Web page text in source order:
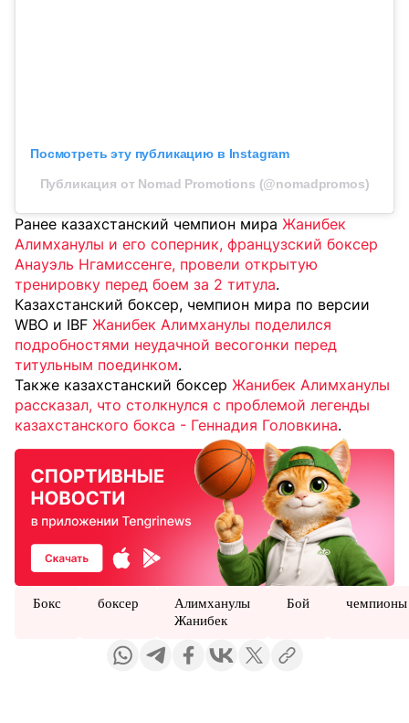
Посмотреть эту публикацию в Instagram
Публикация от Nomad Promotions (@nomadpromos)
Ранее казахстанский чемпион мира Жанибек
Алимханулы и его соперник, французский боксер
Анауэль Нгамиссенге, провели открытую
тренировку перед боем за 2 титула.
Казахстанский боксер, чемпион мира по версии
WBO и IBF Жанибек Алимханулы поделился
подробностями неудачной весогонки перед
титульным поединком.
Также казахстанский боксер Жанибек Алимханулы
рассказал, что столкнулся с проблемой легенды
казахстанского бокса - Геннадия Головкина.
Бокс боксер
Алимханулы
Жанибек
Бой чемпионы